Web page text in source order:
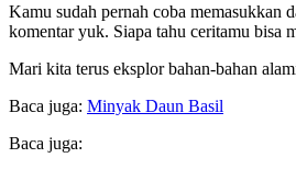
Kamu sudah pernah coba memasukkan
komentar yuk. Siapa tahu ceritamu bisa
Mari kita terus eksplor bahan-bahan
Baca juga: Minyak Daun Basil
Baca juga: